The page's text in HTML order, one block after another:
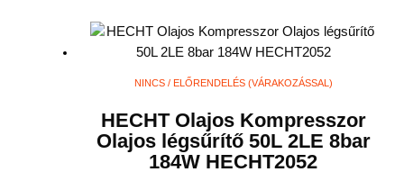
NINCS / ELŐRENDELÉS (VÁRAKOZÁSSAL)
HECHT Olajos Kompresszor
Olajos légsűrítő 50L 2LE 8bar
184W HECHT2052